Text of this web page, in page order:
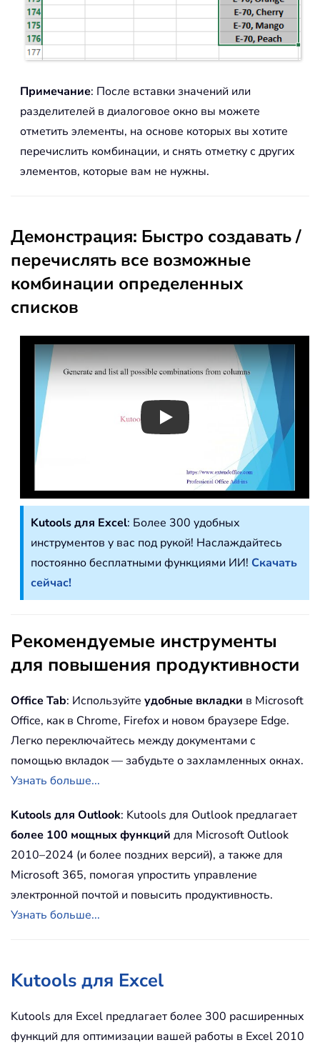
Примечание: После вставки значений или
разделителей в диалоговое окно вы можете
отметить элементы, на основе которых вы хотите
перечислить комбинации, и снять отметку с других
элементов, которые вам не нужны.
Демонстрация: Быстро создавать /
перечислять все возможные
комбинации определенных
списков
Play
Kutools для Excel: Более 300 удобных
инструментов у вас под рукой! Наслаждайтесь
постоянно бесплатными функциями ИИ! Скачать
сейчас!
Рекомендуемые инструменты
для повышения продуктивности
Office Tab: Используйте удобные вкладки в Microsoft
Office, как в Chrome, Firefox и новом браузере Edge.
Легко переключайтесь между документами с
помощью вкладок — забудьте о захламленных окнах.
Узнать больше...
Kutools для Outlook: Kutools для Outlook предлагает
более 100 мощных функций для Microsoft Outlook
2010–2024 (и более поздних версий), а также для
Microsoft 365, помогая упростить управление
электронной почтой и повысить продуктивность.
Узнать больше...
Kutools для Excel
Kutools для Excel предлагает более 300 расширенных
функций для оптимизации вашей работы в Excel 2010